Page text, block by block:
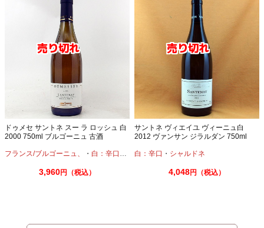
ドゥメセ サントネ スー ラ ロッシュ 白
2000 750ml ブルゴーニュ 古酒
フランス/ブルゴーニュ、 ・ 白：辛口 ・ シャルドネ
3,960円（税込）
サントネ ヴィエイユ ヴィーニュ白
2012 ヴァンサン ジラルダン 750ml
白：辛口 ・ シャルドネ
4,048円（税込）